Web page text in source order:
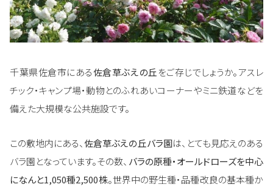
千葉県佐倉市にある佐倉草ぶえの丘をご存じでしょうか。アスレ
チック・キャンプ場・動物とのふれあいコーナーやミニ鉄道などを
備えた大規模な公共施設です。
この敷地内にある、佐倉草ぶえの丘バラ園は、とても見応えのある
バラ園となっています。その数、 バラの原種・オールドローズを中心
になんと1,050種2,500株。世界中の野生種・品種改良の基本種か